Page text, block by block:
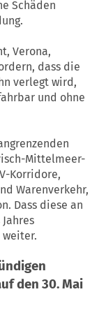
Schäden
Verona,
dass die
verlegt wird,
und ohne
Mittelmeer-
Korridore,
Warenverkehr,
Dass diese an
den 30. Mai